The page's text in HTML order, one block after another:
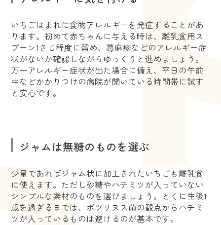
いちごはまれに食物アレルギーを発症することがあ
ります。初めて赤ちゃんに与える時は、離乳食用ス
プーン1さじ程度に留め、蕁麻疹などのアレルギー症
状がないか確認しながらゆっくりと進めましょう。
万一アレルギー症状が出た場合に備え、平日の午前
中などかかりつけの病院が開いている時間帯に試す
と安心です。
ジャムは無糖のものを選ぶ
少量であればジャム状に加工されたいちごも離乳食
に使えます。ただし砂糖やハチミツが入っていない
シンプルな素材のものを選びましょう。とくに生後1
歳を過ぎるまでは、ボツリヌス菌の観点からハチミ
ツが入っているものは避けるのが基本です。